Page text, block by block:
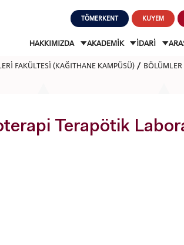
TÖMERKENT KUYEM
HAKKIMIZDA AKADEMİK İDARİ
FAKÜLTESİ (KAĞITHANE KAMPÜSÜ) BÖLÜMLER
Terapötik